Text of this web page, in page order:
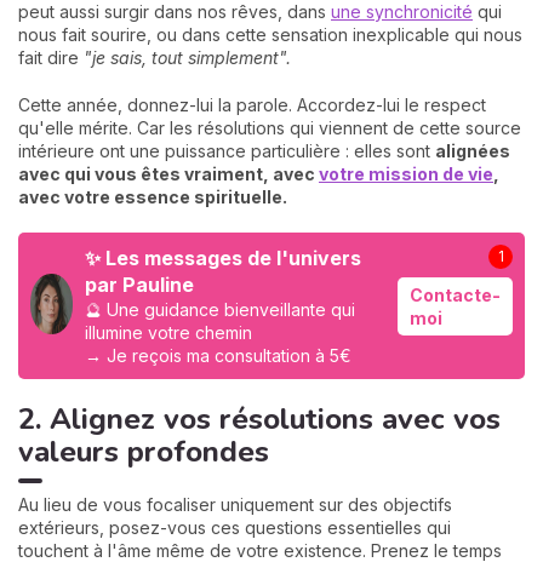
peut aussi surgir dans nos rêves, dans une synchronicité qui
nous fait sourire, ou dans cette sensation inexplicable qui nous
fait dire "je sais, tout simplement".
Cette année, donnez-lui la parole. Accordez-lui le respect
qu'elle mérite. Car les résolutions qui viennent de cette source
intérieure ont une puissance particulière : elles sont alignées
avec qui vous êtes vraiment, avec votre mission de vie
avec votre essence spirituelle.
✨ Les messages de l'univers
par Pauline
🔮 Une guidance bienveillante qui
illumine votre chemin
→ Je reçois ma consultation à 5€
Contacte-
moi
1
2. Alignez vos résolutions avec vos
valeurs profondes
Au lieu de vous focaliser uniquement sur des objectifs
extérieurs, posez-vous ces questions essentielles qui
touchent à l'âme même de votre existence. Prenez le temps